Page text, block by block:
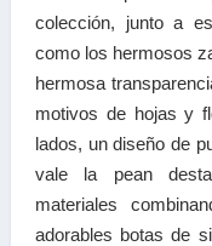
colección, junto a
como los hermosos
hermosa
motivos de hojas y
lados, un diseño de
vale la pean
materiales
adorables botas de